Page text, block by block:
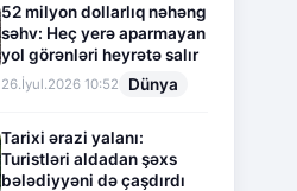
52 milyon dollarlıq nəhəng
səhv: Heç yerə aparmayan
yol görənləri heyrətə salır
26.İyul.2026 10:52 Dünya
Tarixi ərazi yalanı:
Turistləri aldadan şəxs
bələdiyyəni də çaşdırdı